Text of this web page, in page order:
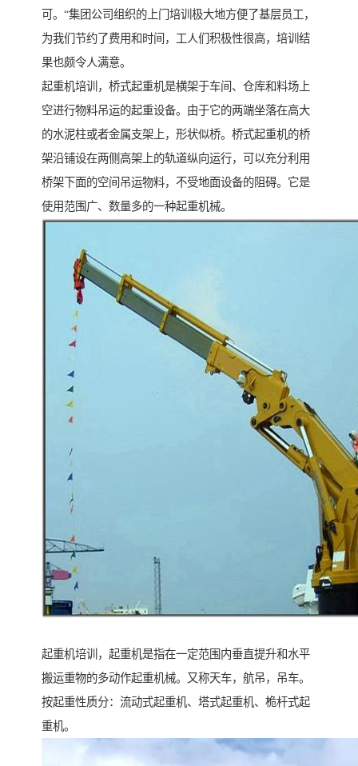
可。“集团公司组织的上门培训极大地方便了基层员工，
为我们节约了费用和时间，工人们积极性很高，培训结
果也颇令人满意。
起重机培训，桥式起重机是横架于车间、仓库和料场上
空进行物料吊运的起重设备。由于它的两端坐落在高大
的水泥柱或者金属支架上，形状似桥。桥式起重机的桥
架沿铺设在两侧高架上的轨道纵向运行，可以充分利用
桥架下面的空间吊运物料，不受地面设备的阻碍。它是
使用范围广、数量多的一种起重机械。
起重机培训，起重机是指在一定范围内垂直提升和水平
搬运重物的多动作起重机械。又称天车，航吊，吊车。
按起重性质分：流动式起重机、塔式起重机、桅杆式起
重机。